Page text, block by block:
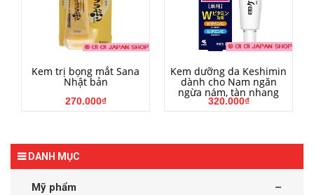
HẾT HÀNG
Kem trị bọng mắt Sana
Nhật bản
270.000₫
MUA HÀNG
Kem dưỡng da Keshimin
dành cho Nam ngăn
ngừa nám, tàn nhang
320.000₫
DANH MỤC
Mỹ phẩm